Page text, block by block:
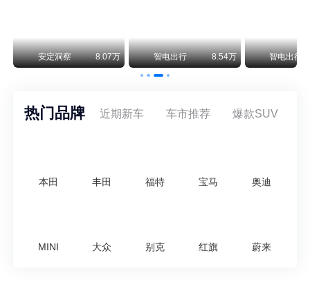
安定洞察 8.07万 智电出行 8.54万 智电出行
热门品牌 近期新车 车市推荐 爆款SUV
本田 丰田 福特 宝马 奥迪
MINI 大众 别克 红旗 蔚来